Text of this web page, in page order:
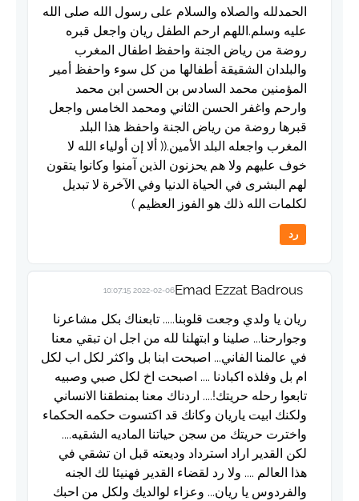
الحمدلله والصلاه والسلام على رسول الله صلى الله
عليه وسلم.اللهم ارحم الطفل ريان واجعل قبره
روضة من رياض الجنة واحفظ اطفال المغرب
والبلدان الشقيقة أطفالها من كل سوء واحفظ أمير
المؤمنين محمد السادس بن الحسن ابن محمد
وارحم واغفر الحسن الثاني ومحمد الخامس واجعل
قبرها روضة من رياض الجنة واحفظ هذا البلد
المغرب واجعله البلد الأمين.(( ألا إن أولياء الله لا
خوف عليهم ولا هم يحزنون الذين آمنوا وكانوا يتقون
لهم البشرى في الحياة الدنيا وفي الآخرة لا تبديل
لكلمات الله ذلك هو الفوز العظيم )
رد
Emad Ezzat Badrous
2022-02-06 10:07:15
ريان يا ولدي وجعت قلوبنا..... تابعناك بكل مشاعرنا
وجوارحنا... صلينا و ابتهلنا لله من اجل ان تبقي معنا
في عالمنا الفاني... اصبحت ابنا بل واكثر لكل اب لكل
ام بل وفلذه اكبادنا .... اصبحت اخ لكل صبي وصبيه
تابعوا رحله حريتك!.... اردناك معنا بمنطقنا الانساني
ولكنك ابيت ياريان وكانك قد اكتسوت حكمه الحكماء
واخترت حريتك من سجن حياتنا الماديه الشقيه....
لكن القدير اراد استرداد وديعته قبل ان تشقي في
هذا العالم .... ولا رد لقضاء القدير فهنيئا لك الجنه
والفردوس يا ريان... وعزاء لوالديك ولكل من احبك